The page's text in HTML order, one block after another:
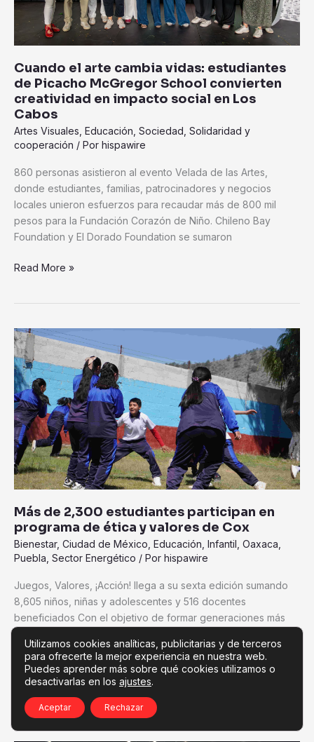
Cuando el arte cambia vidas: estudiantes
de Picacho McGregor School convierten
creatividad en impacto social en Los
Cabos
Artes Visuales Educación Sociedad Solidaridad y
cooperación / Por hispawire
860 personas asistieron al evento Velada de las Artes,
donde estudiantes, familias, patrocinadores y negocios
locales unieron esfuerzos para recaudar más de 800 mil
pesos para la Fundación Corazón de Niño. Chileno Bay
Foundation y El Dorado Foundation se sumaron
School
convierten
creatividad
impacto
social
en
Los
Cabos
Read More »
Más de 2,300 estudiantes participan en
programa de ética y valores de Cox
Bienestar, Ciudad de México Educación Infantil Oaxaca
Puebla Sector Energético / Por hispawire
Juegos, Valores, ¡Acción! llega a su sexta edición sumando
8,605 niños, niñas y adolescentes y 516 docentes
beneficiados Con el objetivo de formar generaciones más
agua y energía Cox llevó a
Más
de
2,300
estudiantes
participan
en
programa
de
ética
y
de
Cox
Read More »
Utilizamos cookies analíticas, publicitarias y de terceros
para ofrecerte la mejor experiencia en nuestra web.
Puedes aprender más sobre qué cookies utilizamos o
desactivarlas en los ajustes.
Aceptar Rechazar